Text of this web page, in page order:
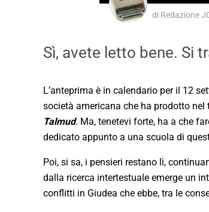
di Redazione
Sì, avete letto bene. Si
L’anteprima è in calendario per il 12
società americana che ha prodotto nel
Talmud. Ma, tenetevi forte, ha a che
dedicato appunto a una scuola di
Poi, si sa, i pensieri restano lì,
dalla ricerca intertestuale emerge un
conflitti in Giudea che ebbe, tra le